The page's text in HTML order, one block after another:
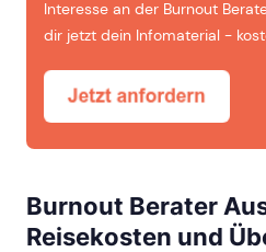
Interesse an der Burnout
dir jetzt dein Infomaterial -
Burnout Berater
Reisekosten und